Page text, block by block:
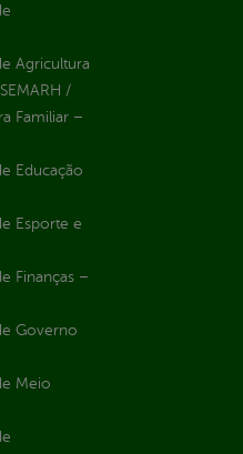
Agricultura
/
Familiar –
Educação
Esporte e
Finanças –
Governo
Meio